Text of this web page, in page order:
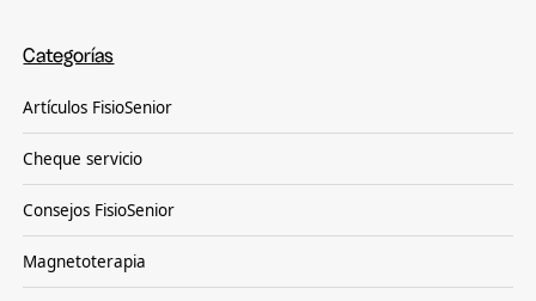
Categorías
Artículos FisioSenior
Cheque servicio
Consejos FisioSenior
Magnetoterapia